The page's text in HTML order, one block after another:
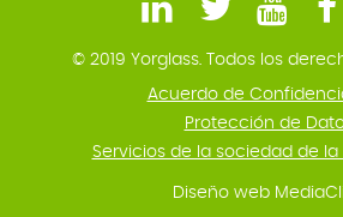
© 2019 Yorglass. Todos los
Acuerdo de
Protección de
Servicios de la sociedad de
Diseño web